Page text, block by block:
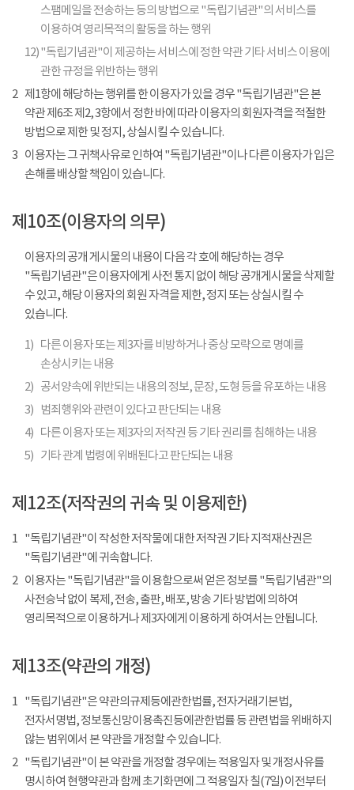
스팸메일을 전송하는 등의 방법으로 "독립기념관"의 서비스를
이용하여 영리목적의 활동을 하는 행위
12)"독립기념관"이 제공하는 서비스에 정한 약관 기타 서비스 이용에
관한 규정을 위반하는 행위
2 제1항에 해당하는 행위를 한 이용자가 있을 경우 "독립기념관"은 본
약관 제6조 제2, 3항에서 정한 바에 따라 이용자의 회원자격을 적절한
방법으로 제한 및 정지, 상실시킬 수 있습니다.
3 이용자는 그 귀책사유로 인하여 "독립기념관"이나 다른 이용자가 입은
손해를 배상할 책임이 있습니다.
제10조(이용자의 의무)
이용자의 공개 게시물의 내용이 다음 각 호에 해당하는 경우
"독립기념관"은 이용자에게 사전 통지 없이 해당 공개게시물을 삭제할
수 있고, 해당 이용자의 회원 자격을 제한, 정지 또는 상실시킬 수
있습니다.
1) 다른 이용자 또는 제3자를 비방하거나 중상 모략으로 명예를
손상시키는 내용
2) 공서양속에 위반되는 내용의 정보, 문장, 도형 등을 유포하는 내용
3)
범죄행위와 관련이 있다고 판단되는 내용
4) 다른 이용자 또는 제3자의 저작권 등 기타 권리를 침해하는 내용
5) 기타 관계 법령에 위배된다고 판단되는 내용
제12조(저작권의 귀속 및 이용제한)
1 "독립기념관"이 작성한 저작물에 대한 저작권 기타 지적재산권은
"독립기념관"에 귀속합니다.
2 이용자는 "독립기념관"을 이용함으로써 얻은 정보를 "독립기념관"의
사전승낙 없이 복제, 전송, 출판, 배포, 방송 기타 방법에 의하여
영리목적으로 이용하거나 제3자에게 이용하게 하여서는 안됩니다.
제13조(약관의 개정)
1 "독립기념관"은 약관의규제등에관한법률, 전자거래기본법,
전자서명법, 정보통신망이용촉진등에관한법률 등 관련법을 위배하지
않는 범위에서 본 약관을 개정할 수 있습니다.
2 "독립기념관"이 본 약관을 개정할 경우에는 적용일자 및 개정사유를
명시하여 현행약관과 함께 초기화면에 그 적용일자 칠(7일) 이전부터